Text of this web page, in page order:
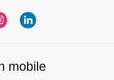
mobile